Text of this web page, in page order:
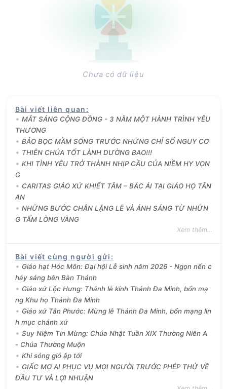
Chưa có dữ liệu
Bài viết liên quan :
MẮT SÁNG CỘNG ĐỒNG - 3 NĂM MỘT HÀNH TRÌNH YÊU
THƯƠNG
BẢO BỌC MẦM SỐNG TRƯỚC NHỮNG CHỈ SỐ NGUY CƠ
THIÊN CHÚA TỐT LÀNH DƯỜNG BAO!!!
KHI TÌNH YÊU TRỞ THÀNH NHỊP CẦU CỦA NIỀM HY VỌN
G
CARITAS GIÁO XỨ KHIẾT TÂM – BÁC ÁI TẠI GIÁO HỌ TÂN
AN
NHỮNG BƯỚC CHÂN LẶNG LẼ VÀ ÁNH SÁNG TỪ NHỮN
G TẤM LÒNG VÀNG
Xem thêm...
Bài viết cùng người gửi :
Giáo hạt Hóc Môn: Đại hội Lễ sinh năm 2026 - Ngọn nến c
háy sáng bên Bàn Thánh
Giáo xứ Lộc Hưng: Thánh lễ kính Thánh Đa Minh, bổn mạ
ng Khu họ Thánh Đa Minh
Giáo xứ Tân Phước: Mừng lễ Thánh Đa Minh, bổn mạng lin
h mục chánh xứ
Suy Niệm Tin Mừng: Chúa Nhật Tuần XIX Thường Niên A
- Chúa Thường Muộn
Khi sóng gió ập tới
GIẤC MƠ AI PHỤC VỤ MỌI NGƯỜI TRƯỚC PHÉP THỬ VỀ
ĐẦU TƯ VÀ LỢI NHUẬN